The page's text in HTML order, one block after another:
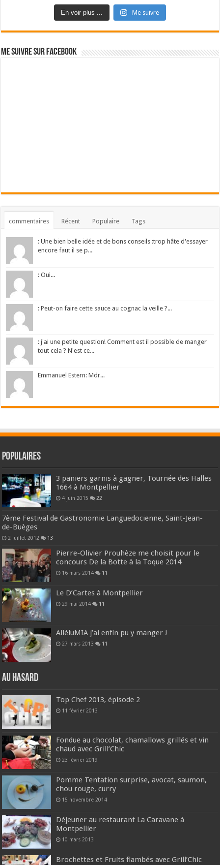
En voir plus ... Me suivre
Me suivre sur Facebook
commentaires Récent Populaire Tags
: Une bien belle idée et de bons conseils :trop hâte d'essayer
encore faut il se p...
: Oui...
: Peut-on faire cette sauce au cognac la veille ?...
: j'ai une petite question! Comment est il possible de manger
tout cela ? N'est ce...
Emmanuel Estern: Mdr...
Populaires
3 paniers garnis à gagner, Tournée des Halles
1664 à Montpellier
4 juin 2015 22
7ème Festival de Gastronomie Languedocienne, Saint-Jean-
de-Buèges
2 juillet 2012 13
Pierre-Olivier Prouhèze me choisit pour le
concours De la Botte à la Toque 2014
16 mars 2014 11
Le D’Cartes à Montpellier
29 mai 2014 11
AlléluMIA j’ai enfin pu y manger !
27 mars 2013 11
Au hasard
Top Chef 2013, épisode 2
11 février 2013
Fondue au chocolat, chamallows grillés et vin
chaud avec Grill’Chic
23 février 2019
Pomme Tentation surprise, avocat, saumon,
chou rouge, curry
15 novembre 2014
Déjeuner au restaurant La Caravane à
Montpellier
10 mars 2013
Brochettes et Fruits flambés avec Grill’Chic